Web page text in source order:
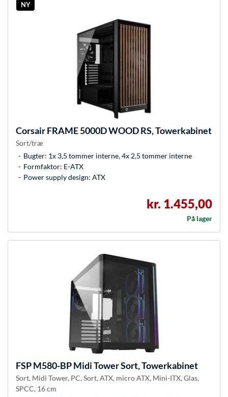
NY
CorsairFRAME 5000D WOOD RS, Towerkabinet
Sort/træ
Bugter: 1x 3,5 tommer interne, 4x 2,5 tommer interne
Formfaktor: E-ATX
Power supply design: ATX
kr. 1.455,00
På lager
FSPM580-BP Midi Tower Sort, Towerkabinet
Sort, Midi Tower, PC, Sort, ATX, micro ATX, Mini-ITX, Glas,
SPCC, 16 cm